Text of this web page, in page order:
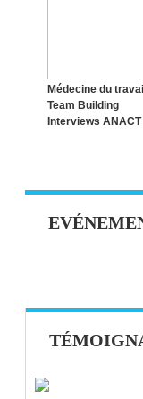
Médecine du
Team Building
Interviews ANACT